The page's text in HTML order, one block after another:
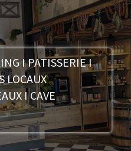
I PATISSERIE I
LOCAUX
I CAVE